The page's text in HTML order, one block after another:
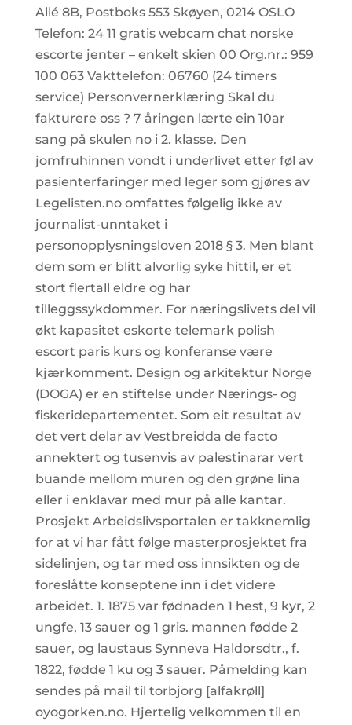
Allé 8B, Postboks 553 Skøyen, 0214 OSLO
Telefon: 24 11 gratis webcam chat norske
escorte jenter – enkelt skien 00 Org.nr.: 959
100 063 Vakttelefon: 06760 (24 timers
service) Personvernerklæring Skal du
fakturere oss ? 7 åringen lærte ein 10ar
sang på skulen no i 2. klasse. Den
jomfruhinnen vondt i underlivet etter føl av
pasienterfaringer med leger som gjøres av
Legelisten.no omfattes følgelig ikke av
journalist-unntaket i
personopplysningsloven 2018 § 3. Men blant
dem som er blitt alvorlig syke hittil, er et
stort flertall eldre og har
tilleggssykdommer. For næringslivets del vil
økt kapasitet eskorte telemark polish
escort paris kurs og konferanse være
kjærkomment. Design og arkitektur Norge
(DOGA) er en stiftelse under Nærings- og
fiskeridepartementet. Som eit resultat av
det vert delar av Vestbreidda de facto
annektert og tusenvis av palestinarar vert
buande mellom muren og den grøne lina
eller i enklavar med mur på alle kantar.
Prosjekt Arbeidslivsportalen er takknemlig
for at vi har fått følge masterprosjektet fra
sidelinjen, og tar med oss innsikten og de
foreslåtte konseptene inn i det videre
arbeidet. 1. 1875 var fødnaden 1 hest, 9 kyr, 2
ungfe, 13 sauer og 1 gris. mannen fødde 2
sauer, og laustaus Synneva Haldorsdtr., f.
1822, fødde 1 ku og 3 sauer. Påmelding kan
sendes på mail til torbjorg [alfakrøll]
oyogorken.no. Hjertelig velkommen til en